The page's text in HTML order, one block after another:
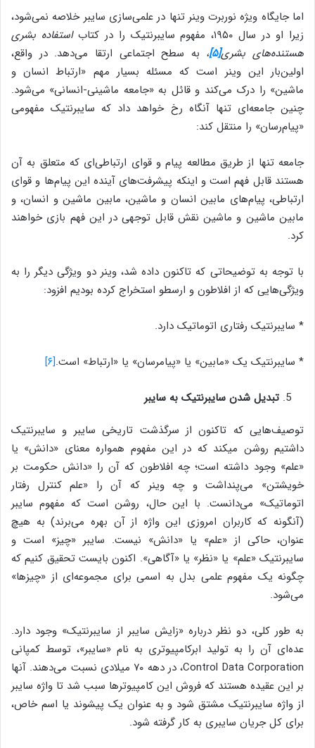
اما جایگاه ویژه نوربرت وینر تنها در علمی‌سازی سایبر خلاصه نمی‌شود،
زیرا او در سال ۱۹۵۰، مفهوم سایبرنتیک را در کتاب
استفاده بشری
هستنده‌های بشری[۵] ، به سطح اجتماعی ارتقا می‌دهد. در واقع،
اولین‌بار این وینر است که مسئله بسیار مهم «ارتباط انسان و
ماشین» را درک می‌کند و قائل به «جامعه ماشینی-انسانی» می‌شود.
چنین جامعه‌ای تنها آنگاه رخ خواهد داد که سایبرنتیک مفهومی
«پیام‌رسان» را منتقل کند:
جامعه تنها از طریق مطالعه پیام و قوای ارتباطی‌ای که متعلق به آن
هستند قابل فهم است و اینکه پیشرفت‌های آینده این پیام‌ها و قوای
ارتباطی، پیام‌های مابین انسان و ماشین، مابین ماشین و انسان، و
مابین ماشین و ماشین نقش قابل توجهی در این فهم بازی خواهند
کرد.
با توجه به توضیحاتی که تاکنون داده شد، وینر دو ویژگی دیگر را به
ویژگی‌هایی که از افلاطون و ارسطو استخراج کرده بودیم افزود:
* سایبرنتیک رفتاری اتوماتیک دارد.
* سایبرنتیک یک «مابین» یا «پیام­رسان» یا «ارتباط» است.[۶]
تبدیل شدن سایبرنتیک به سایبر
توصیف‌هایی که تاکنون از سرگذشت تاریخی سایبر و سایبرنتیک
داشتیم روشن می­کند که در این مفهوم همواره معنای «دانش» یا
«علم» وجود داشته است؛ چه افلاطون که آن را «دانش حکومت بر
خویشتن» می‌پنداشت و چه وینر که آن را «علم کنترل رفتار
اتوماتیک» می‌دانست. با این حال، روشن است که مفهوم سایبر
(آنگونه که کاربران امروزی این واژه از آن بهره می‌برند) به هیچ
عنوان، حاکی از «علم» یا «دانش» نیست. سایبر «چیز» است و
سایبرنتیک «علم» یا «نظر» یا «آگاهی». اکنون بایست تحقیق کنیم که
چگونه یک مفهوم علمی بدل به اسمی برای مجموعه‌ای از «چیزها»
می‌شود.
به طور کلی، دو نظر درباره «زایش سایبر از سایبرنتیک» وجود دارد.
عده‌ای آن را به تولید ابرکامپیوتری به نام «سایبر»، توسط کمپانی
Control Data Corporation، در دهه ۷۰ میلادی نسبت می‌دهند. آنها
بر این عقیده هستند که فروش این کامپیوترها سبب شد تا واژه سایبر
از واژه سایبرنتیک مشتق شود و به عنوان یک پیشوند یا اسم خاص،
برای کل جریان سایبری به کار گرفته شود.